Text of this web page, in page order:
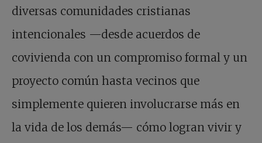
diversas comunidades cristianas
intencionales —desde acuerdos de
covivienda con un compromiso formal y un
proyecto común hasta vecinos que
simplemente quieren involucrarse más en
la vida de los demás— cómo logran vivir y